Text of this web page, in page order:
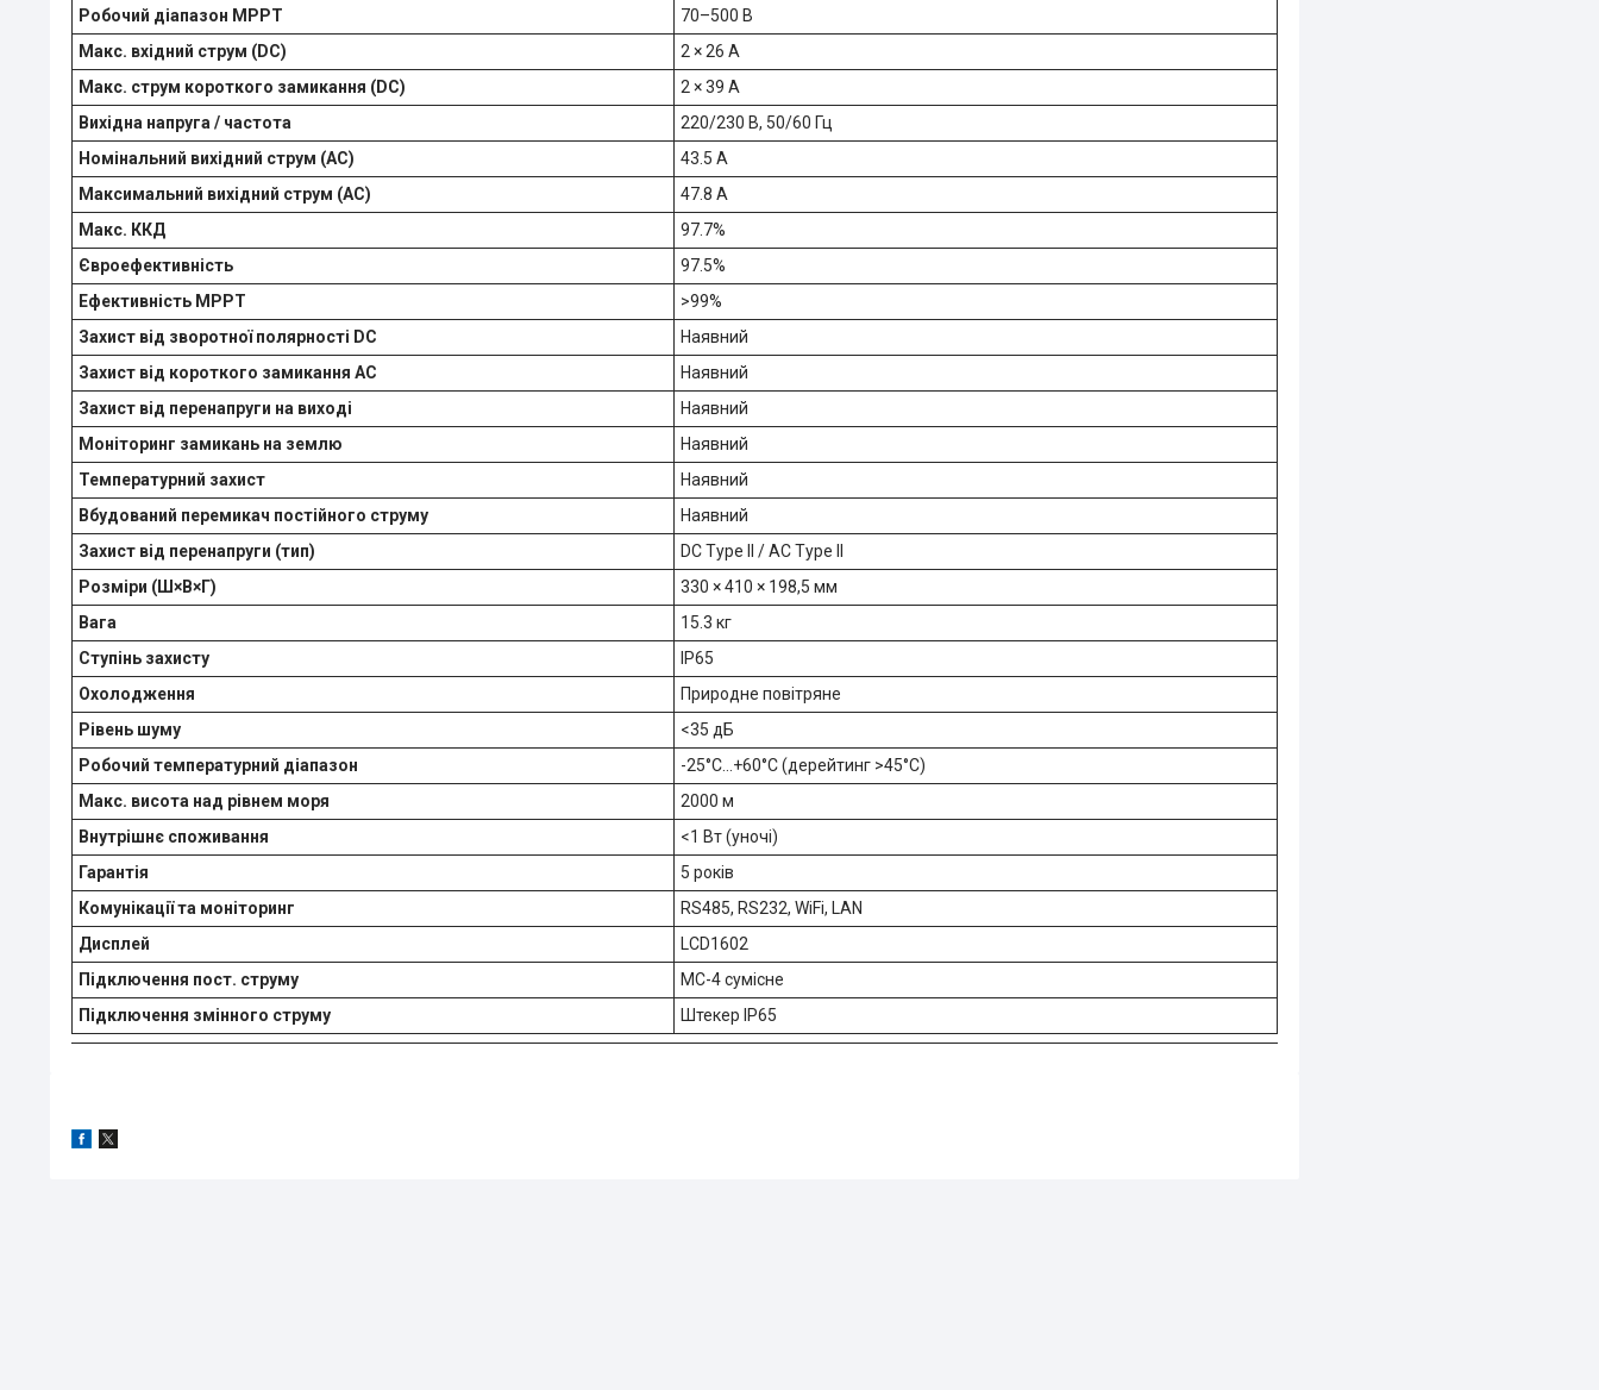
Робочий діапазон MPPT
70–500 В
Макс. вхідний струм (DC)
2 × 26 А
Макс. струм короткого замикання (DC)
2 × 39 А
Вихідна напруга / частота
220/230 В, 50/60 Гц
Номінальний вихідний струм (AC)
43.5 А
Максимальний вихідний струм (AC)
47.8 А
Макс. ККД
97.7%
Євроефективність
97.5%
Ефективність MPPT
>99%
Захист від зворотної полярності DC
Наявний
Захист від короткого замикання AC
Наявний
Захист від перенапруги на виході
Наявний
Моніторинг замикань на землю
Наявний
Температурний захист
Наявний
Вбудований перемикач постійного струму
Наявний
Захист від перенапруги (тип)
DC Type II / AC Type II
Розміри (Ш×В×Г)
330 × 410 × 198,5 мм
Вага
15.3 кг
Ступінь захисту
IP65
Охолодження
Природне повітряне
Рівень шуму
<35 дБ
Робочий температурний діапазон
-25°C…+60°C (дерейтинг >45°C)
Макс. висота над рівнем моря
2000 м
Внутрішнє споживання
<1 Вт (уночі)
Гарантія
5 років
Комунікації та моніторинг
RS485, RS232, WiFi, LAN
Дисплей
LCD1602
Підключення пост. струму
MC-4 сумісне
Підключення змінного струму
Штекер IP65